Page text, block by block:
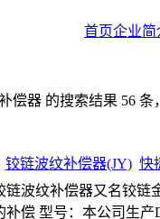
首页企业简
偿器 的搜索结果 56 条
铰链波纹补偿器(JY) 快
链波纹补偿器又名铰链
补偿 型号：本公司生产